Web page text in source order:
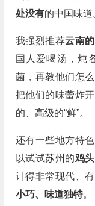
处没有的中国味道
我强烈推荐云南
国人爱喝汤，炖
菌，再教他们怎
把他们的味蕾炸
的、高级的“鲜”。
还有一些地方特
以试试苏州的鸡
计得非常现代、
小巧、味道独特。